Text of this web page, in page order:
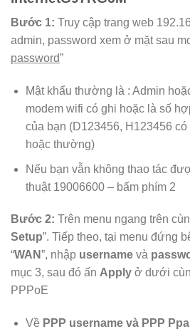
Bước 1: Truy cập trang web
admin, password xem ở mặt sau
password”
Mật khẩu thường là : Admin
modem wifi có ghi hoặc là số
của bạn (D123456, H123456
hoặc thường)
Nếu bạn vẫn không thao tác
thuật 19006600 – bấm phím 2
Bước 2: Trên menu ngang trên
Setup”. Tiếp theo, tại menu đứng
“WAN”, nhập username và
mục 3, sau đó ấn Apply ở dưới
PPPoE
Về PPP username và PPP